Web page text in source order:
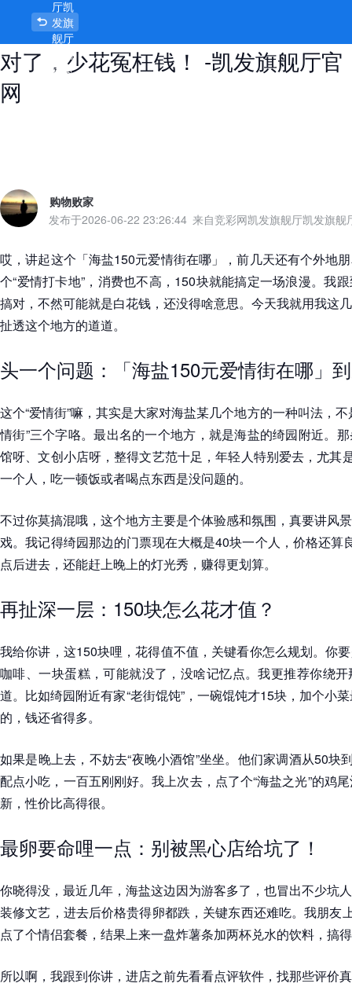
海盐150元爱情街在哪？这个地方搞
对了，少花冤枉钱！ -凯发旗舰厅官
网
厅凯
发旗
舰厅
官网
首页
购物败家
发布于2026-06-22 23:26:44 来自竞彩网凯发旗舰厅凯发旗舰
哎，讲起这个「海盐150元爱情街在哪」，前几天还有个外地
个“爱情打卡地”，消费也不高，150块就能搞定一场浪漫。我
搞对，不然可能就是白花钱，还没得啥意思。今天我就用我这
扯透这个地方的道道。
头一个问题：「海盐150元爱情街在哪」
这个“爱情街”嘛，其实是大家对海盐某几个地方的一种叫法，
情街”三个字咯。最出名的一个地方，就是海盐的绮园附近。
馆呀、文创小店呀，整得文艺范十足，年轻人特别爱去，尤其
一个人，吃一顿饭或者喝点东西是没问题的。
不过你莫搞混哦，这个地方主要是个体验感和氛围，真要讲风
戏。我记得绮园那边的门票现在大概是40块一个人，价格还算
点后进去，还能赶上晚上的灯光秀，赚得更划算。
再扯深一层：150块怎么花才值？
我给你讲，这150块哩，花得值不值，关键看你怎么规划。你
咖啡、一块蛋糕，可能就没了，没啥记忆点。我更推荐你绕
道。比如绮园附近有家“老街馄饨”，一碗馄饨才15块，加个小
的，钱还省得多。
如果是晚上去，不妨去“夜晚小酒馆”坐坐。他们家调酒从50块
配点小吃，一百五刚刚好。我上次去，点了个“海盐之光”的鸡
新，性价比高得很。
最卵要命哩一点：别被黑心店给坑了！
你晓得没，最近几年，海盐这边因为游客多了，也冒出不少坑
装修文艺，进去后价格贵得卵都跌，关键东西还难吃。我朋友
点了个情侣套餐，结果上来一盘炸薯条加两杯兑水的饮料，搞
所以啊，我跟到你讲，进店之前先看看点评软件，找那些评价